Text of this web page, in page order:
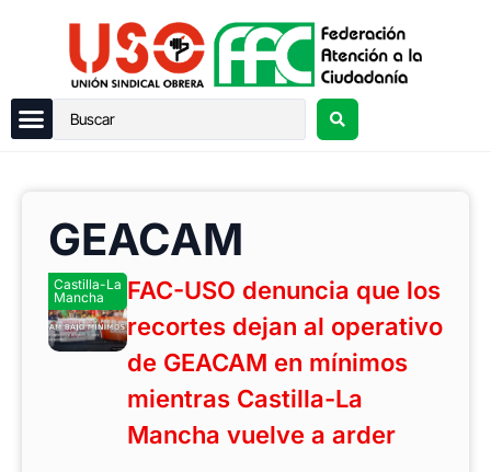
GEACAM
Castilla-La
Mancha
FAC-USO denuncia que los
recortes dejan al operativo
de GEACAM en mínimos
mientras Castilla-La
Mancha vuelve a arder